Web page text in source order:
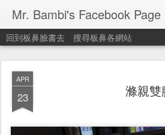
Mr. Bambi's Facebook
回到板鼻臉書去 搜尋板鼻各網站
APR
23 滌親雙